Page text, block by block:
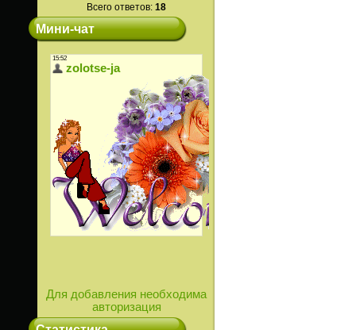
Всего ответов: 18
Мини-чат
Для добавления необходима
авторизация